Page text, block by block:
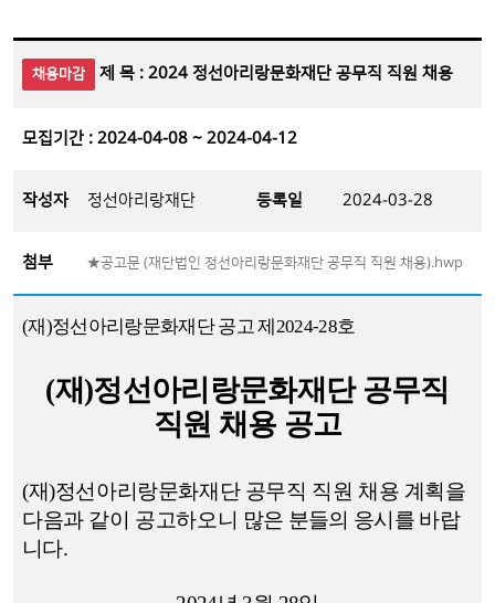
채용마감 제 목 : 2024 정선아리랑문화재단 공무직 직원 채용
모집기간 : 2024-04-08 ~ 2024-04-12
작성자 정선아리랑재단 등록일 2024-03-28
첨부 ★공고문 (재단법인 정선아리랑문화재단 공무직 직원 채용).hwp
(재)정선아리랑문화재단 공고 제 2024-28호
(재)정선아리랑문화재단 공무직
직원 채용 공고
(재)정선아리랑문화재단 공무직 직원 채용 계획을
다음과 같이 공고하오니 많은 분들의 응시를 바랍
니다.